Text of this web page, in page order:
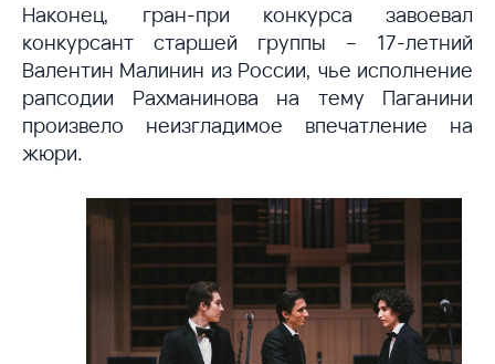
Наконец, гран-при конкурса завоевал
конкурсант старшей группы – 17-летний
Валентин Малинин из России, чье исполнение
рапсодии Рахманинова на тему Паганини
произвело неизгладимое впечатление на
жюри.